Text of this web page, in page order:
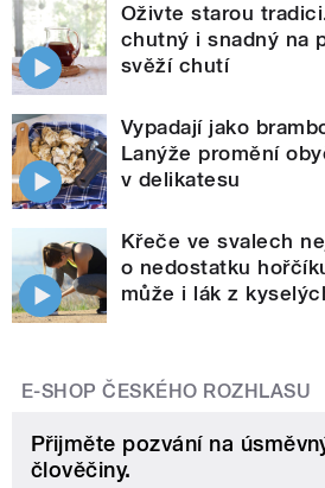
Oživte starou
chutný i snadný na
svěží chutí
Vypadají jako
Lanýže promění
v delikatesu
Křeče ve svalech
o nedostatku
může i lák z
E-SHOP ČESKÉHO ROZHLASU
Přijměte pozvání na
člověčiny.